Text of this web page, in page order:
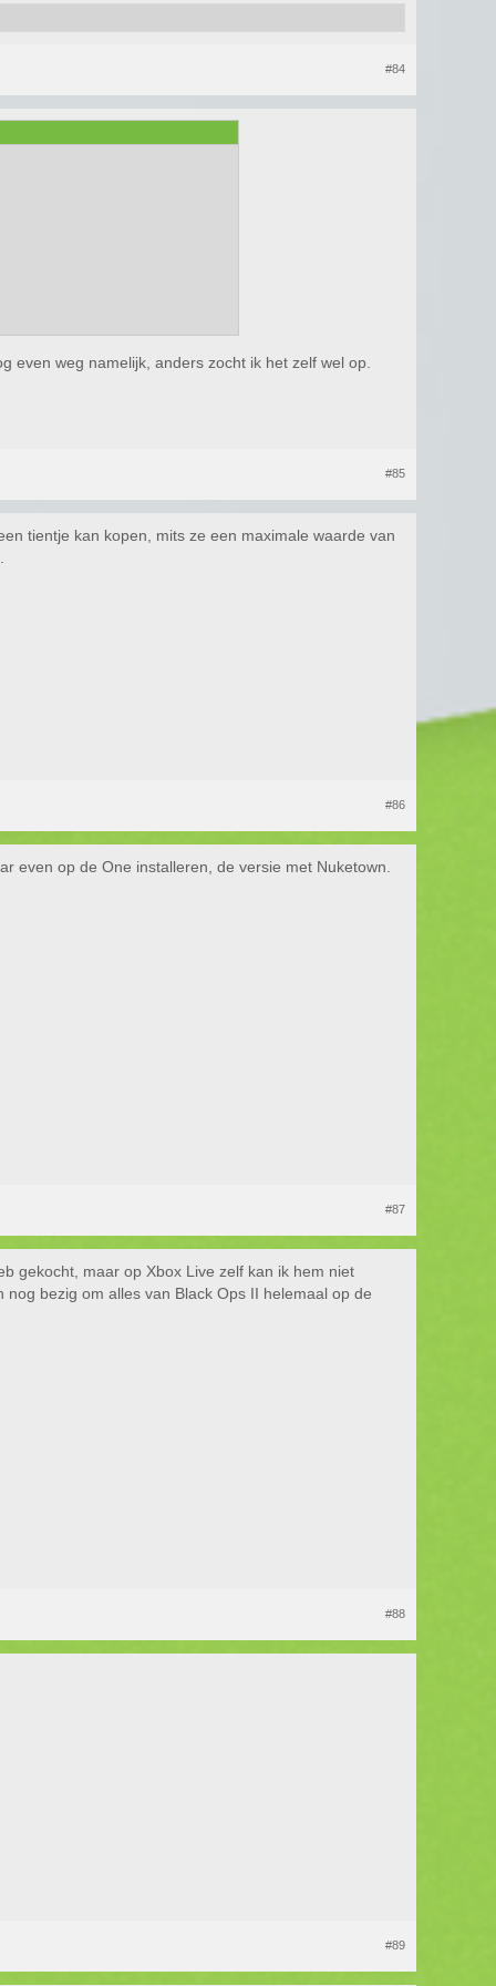
#84
even weg namelijk, anders zocht ik het zelf wel op.
#85
tientje kan kopen, mits ze een maximale waarde van
#86
even op de One installeren, de versie met Nuketown.
#87
gekocht, maar op Xbox Live zelf kan ik hem niet
bezig om alles van Black Ops II helemaal op de
#88
#89